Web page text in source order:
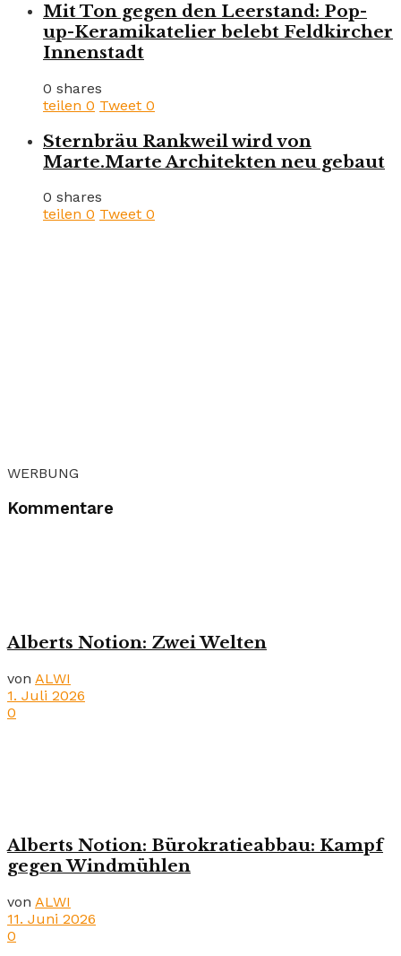
Mit Ton gegen den Leerstand: Pop-
up-Keramikatelier belebt Feldkircher
Innenstadt
0 shares
teilen 0 Tweet 0
Sternbräu Rankweil wird von
Marte.Marte Architekten neu gebaut
0 shares
teilen 0 Tweet 0
WERBUNG
Kommentare
Alberts Notion: Zwei Welten
von ALWI
1. Juli 2026
0
Alberts Notion: Bürokratieabbau: Kampf
gegen Windmühlen
von ALWI
11. Juni 2026
0